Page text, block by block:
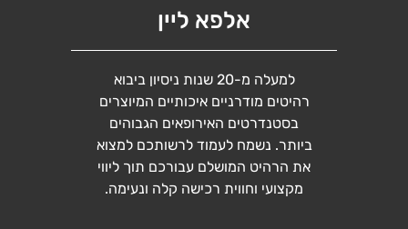
אלפא ליין
למעלה מ-20 שנות ניסיון ביבוא
רהיטים מודרניים איכותיים המיוצרים
בסטנדרטים האירופאים הגבוהים
ביותר. נשמח לעמוד לרשותכם למצוא
את הרהיט המושלם עבורכם תוך ליווי
מקצועי וחווית רכישה קלה ונעימה.